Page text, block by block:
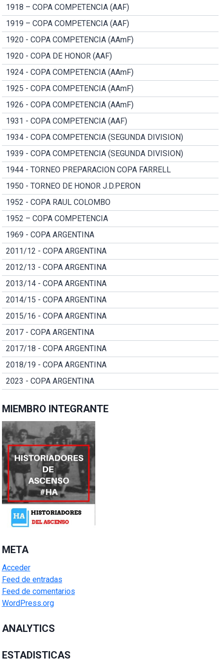
1918 – COPA COMPETENCIA (AAF)
1919 – COPA COMPETENCIA (AAF)
1920 - COPA COMPETENCIA (AAmF)
1920 - COPA DE HONOR (AAF)
1924 - COPA COMPETENCIA (AAmF)
1925 - COPA COMPETENCIA (AAmF)
1926 - COPA COMPETENCIA (AAmF)
1931 - COPA COMPETENCIA (AAF)
1934 - COPA COMPETENCIA (SEGUNDA DIVISION)
1939 - COPA COMPETENCIA (SEGUNDA DIVISION)
1944 - TORNEO PREPARACION COPA FARRELL
1950 - TORNEO DE HONOR J.D.PERON
1952 - COPA RAUL COLOMBO
1952 – COPA COMPETENCIA
1969 - COPA ARGENTINA
2011/12 - COPA ARGENTINA
2012/13 - COPA ARGENTINA
2013/14 - COPA ARGENTINA
2014/15 - COPA ARGENTINA
2015/16 - COPA ARGENTINA
2017 - COPA ARGENTINA
2017/18 - COPA ARGENTINA
2018/19 - COPA ARGENTINA
2023 - COPA ARGENTINA
MIEMBRO INTEGRANTE
META
Acceder
Feed de entradas
Feed de comentarios
WordPress.org
ANALYTICS
ESTADISTICAS